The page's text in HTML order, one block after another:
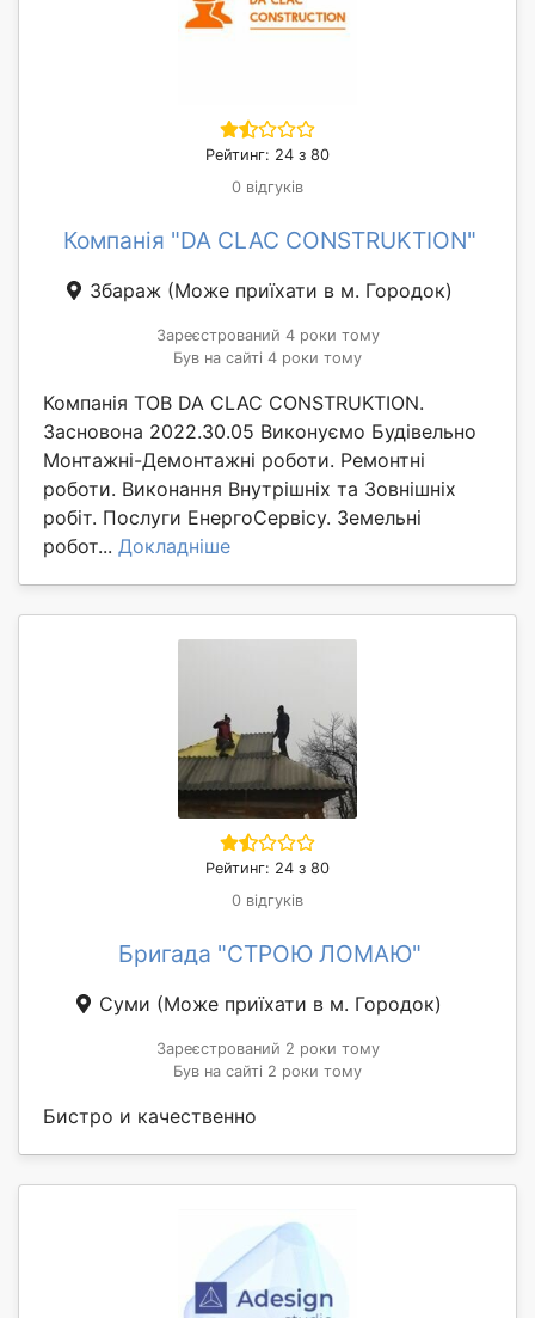
Рейтинг: 24 з 80
0 відгуків
Компанія "DA CLAC CONSTRUKTION"
Збараж (Може приїхати в м. Городок)
Зареєстрований 4 роки тому
Був на сайті 4 роки тому
Компанія ТОВ DA CLAC CONSTRUKTION.
Засновона 2022.30.05 Виконуємо Будівельно
Монтажні-Демонтажні роботи. Ремонтні
роботи. Виконання Внутрішніх та Зовнішніх
робіт. Послуги ЕнергоСервісу. Земельні
робот... Докладніше
Рейтинг: 24 з 80
0 відгуків
Бригада "СТРОЮ ЛОМАЮ"
Суми (Може приїхати в м. Городок)
Зареєстрований 2 роки тому
Був на сайті 2 роки тому
Бистро и качественно